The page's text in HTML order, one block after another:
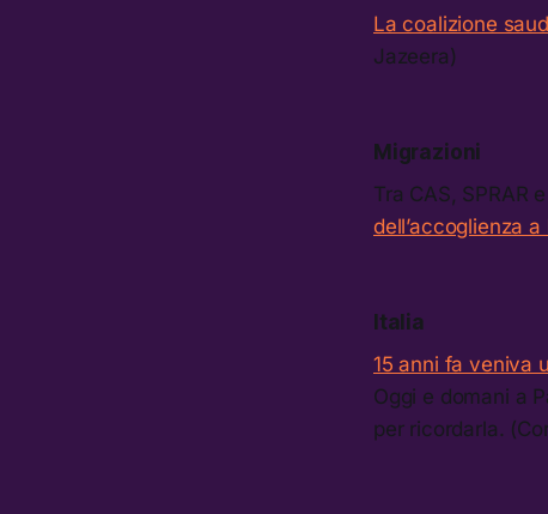
La coalizione
Jazeera)
Migrazioni
Tra CAS, SPRAR
dell’accoglienza a
Italia
15 anni fa veniva
Oggi e domani a
per ricordarla.